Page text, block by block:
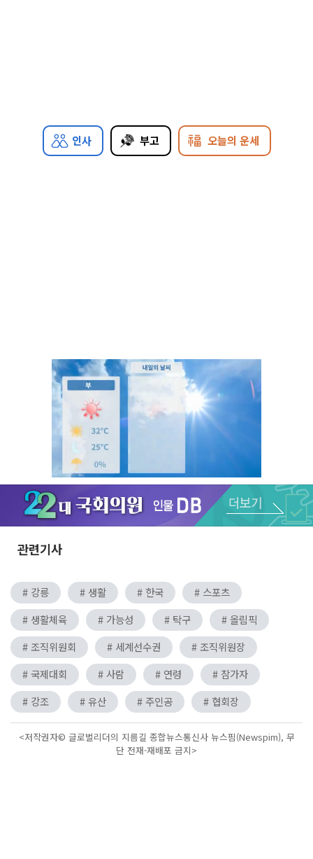
인사 부고 오늘의 운세
Unmute
관련기사
# 강릉 # 생활 # 한국
# 스포츠
# 생활체육
# 가능성 # 탁구
# 올림픽
# 조직위원회
# 세계선수권
# 조직위원장
# 국제대회
# 사람 # 연령
# 참가자
# 강조
# 유산 # 주인공 # 협회장
<저작권자© 글로벌리더의 지름길 종합뉴스통신사 뉴스핌(Newspim), 무
단 전재-재배포 금지>